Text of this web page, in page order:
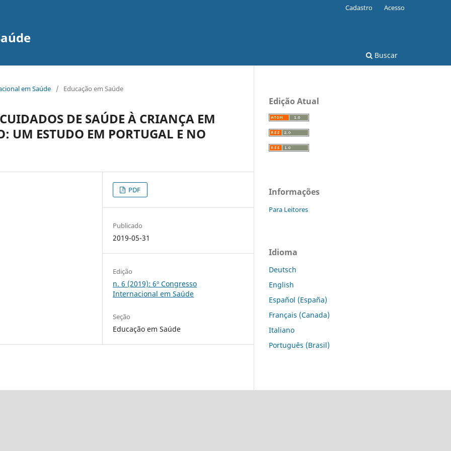
Buscar
Cadastro Acesso
em Saúde / Educação em Saúde
DE SAÚDE À CRIANÇA EM
UM ESTUDO EM PORTUGAL E NO
PDF
Publicado
2019-05-31
Edição
n. 6 (2019): 6º Congresso
Internacional em Saúde
Seção
Educação em Saúde
Edição Atual
Informações
Para Leitores
Idioma
Deutsch
English
Español (España)
Français (Canada)
Italiano
Português (Brasil)